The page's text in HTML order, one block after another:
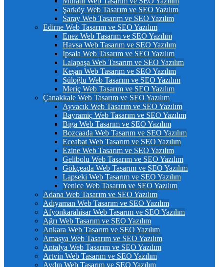
Şarköy Web Tasarım ve SEO Yazılım
Saray Web Tasarım ve SEO Yazılım
Edirne Web Tasarım ve SEO Yazılım
Enez Web Tasarım ve SEO Yazılım
Havsa Web Tasarım ve SEO Yazılım
İpsala Web Tasarım ve SEO Yazılım
Lalapaşa Web Tasarım ve SEO Yazılım
Keşan Web Tasarım ve SEO Yazılım
Süloğlu Web Tasarım ve SEO Yazılım
Meriç Web Tasarım ve SEO Yazılım
Çanakkale Web Tasarım ve SEO Yazılım
Ayvacık Web Tasarım ve SEO Yazılım
Bayramiç Web Tasarım ve SEO Yazılım
Biga Web Tasarım ve SEO Yazılım
Bozcaada Web Tasarım ve SEO Yazılım
Eceabat Web Tasarım ve SEO Yazılım
Ezine Web Tasarım ve SEO Yazılım
Gelibolu Web Tasarım ve SEO Yazılım
Gökçeada Web Tasarım ve SEO Yazılım
Lapseki Web Tasarım ve SEO Yazılım
Yenice Web Tasarım ve SEO Yazılım
Adana Web Tasarım ve SEO Yazılım
Adıyaman Web Tasarım ve SEO Yazılım
Afyonkarahisar Web Tasarım ve SEO Yazılım
Ağrı Web Tasarım ve SEO Yazılım
Ankara Web Tasarım ve SEO Yazılım
Amasya Web Tasarım ve SEO Yazılım
Antalya Web Tasarım ve SEO Yazılım
Artvin Web Tasarım ve SEO Yazılım
Aydın Web Tasarım ve SEO Yazılım